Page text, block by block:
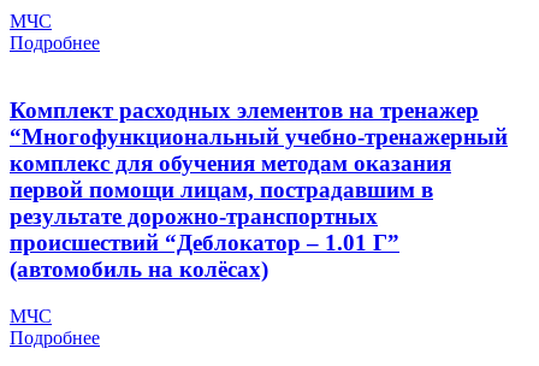
МЧС
Подробнее
Комплект расходных элементов на тренажер
“Многофункциональный учебно-тренажерный
комплекс для обучения методам оказания
первой помощи лицам, пострадавшим в
результате дорожно-транспортных
происшествий “Деблокатор – 1.01 Г”
(автомобиль на колёсах)
МЧС
Подробнее